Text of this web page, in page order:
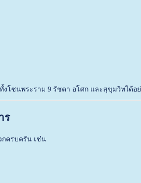
งโซนพระราม 9 รัชดา อโศก และสุขุมวิทได้อย่
ร
กครบครัน เช่น